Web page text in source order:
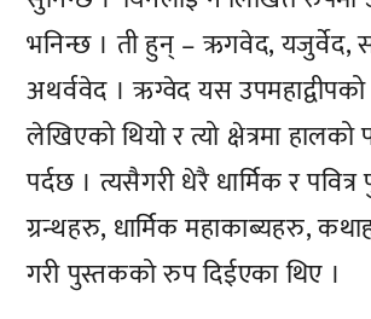
भनिन्छ । ती हुन् – ऋगवेद, यजुर्वेद,
अथर्ववेद । ऋग्वेद यस उपमहाद्वीपको
लेखिएको थियो र त्यो क्षेत्रमा
पर्दछ । त्यसैगरी धेरै धार्मिक र
ग्रन्थहरु, धार्मिक महाकाब्यहरु,
गरी पुस्तकको रुप दिईएका थिए ।